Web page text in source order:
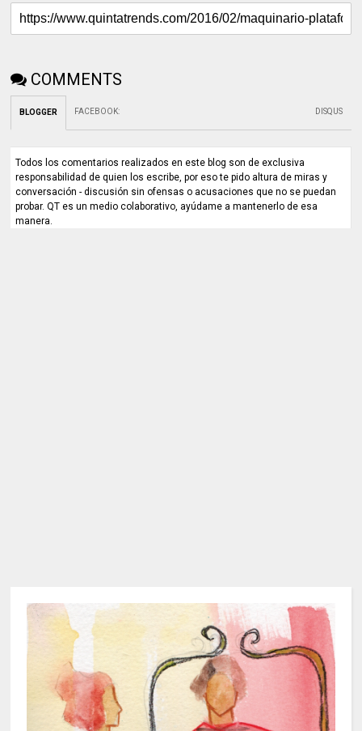
COMMENTS
BLOGGER FACEBOOK: DISQUS
Todos los comentarios realizados en este blog son de exclusiva
responsabilidad de quien los escribe, por eso te pido altura de miras y
conversación - discusión sin ofensas o acusaciones que no se puedan
probar. QT es un medio colaborativo, ayúdame a mantenerlo de esa
manera.